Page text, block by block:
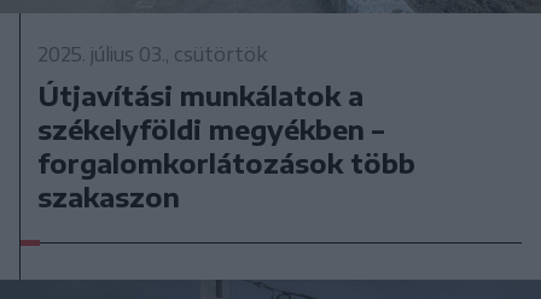
2025. július 03., csütörtök
Útjavítási munkálatok a
székelyföldi megyékben –
forgalomkorlátozások több
szakaszon